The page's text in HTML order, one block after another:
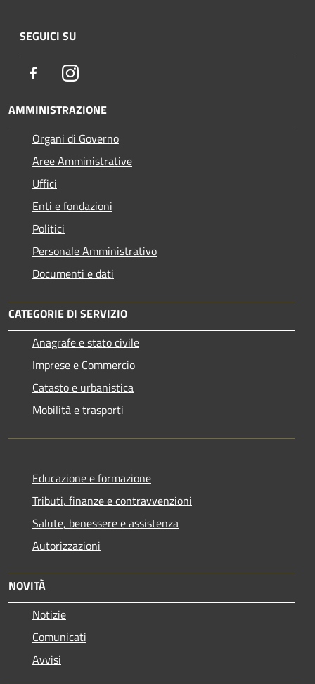
SEGUICI SU
FacebookInstagram
AMMINISTRAZIONE
Organi di Governo
Aree Amministrative
Uffici
Enti e fondazioni
Politici
Personale Amministrativo
Documenti e dati
CATEGORIE DI SERVIZIO
Anagrafe e stato civile
Imprese e Commercio
Catasto e urbanistica
Mobilità e trasporti
Educazione e formazione
Tributi, finanze e contravvenzioni
Salute, benessere e assistenza
Autorizzazioni
NOVITÀ
Notizie
Comunicati
Avvisi